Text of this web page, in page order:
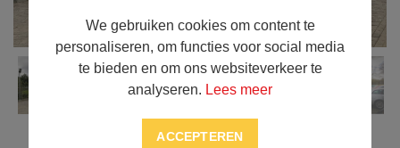
We gebruiken cookies om content te
personaliseren, om functies voor social media
te bieden en om ons websiteverkeer te
analyseren. Lees meer
ACCEPTEREN